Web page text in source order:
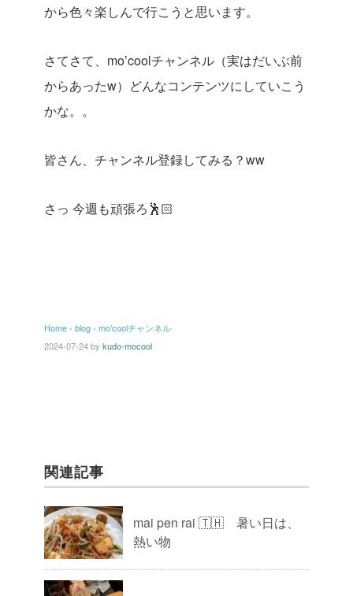
から色々楽しんで行こうと思います。
さてさて、mo’coolチャンネル（実はだいぶ前
からあったw）どんなコンテンツにしていこう
かな。。
皆さん、チャンネル登録してみる？ww
さっ 今週も頑張ろ🕺🏻
Home › blog › mo’coolチャンネル
2024-07-24by kudo-mocool
関連記事
mai pen rai 🇹🇭 暑い日は、
熱い物